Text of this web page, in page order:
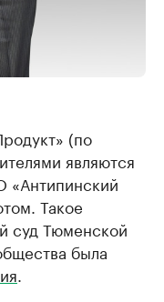
(по
являются
«Антипинский
Такое
суд Тюменской
была